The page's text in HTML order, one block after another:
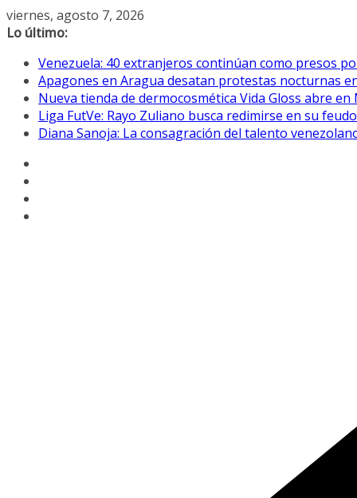
Saltar
al
viernes, agosto 7, 2026
Lo último:
Venezuela: 40 extranjeros continúan como presos
Apagones en Aragua desatan protestas nocturnas
Nueva tienda de dermocosmética Vida Gloss abre en
Liga FutVe: Rayo Zuliano busca redimirse en su feudo
Diana Sanoja: La consagración del talento